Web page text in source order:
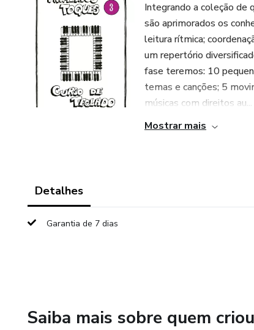
Integrando a coleção de
são aprimorados os
leitura rítmica;
um repertório
fase teremos: 10
temas e canções; 5
músicas com direitos au...
Mostrar mais
Detalhes
Garantia de 7 dias
Saiba mais sobre quem